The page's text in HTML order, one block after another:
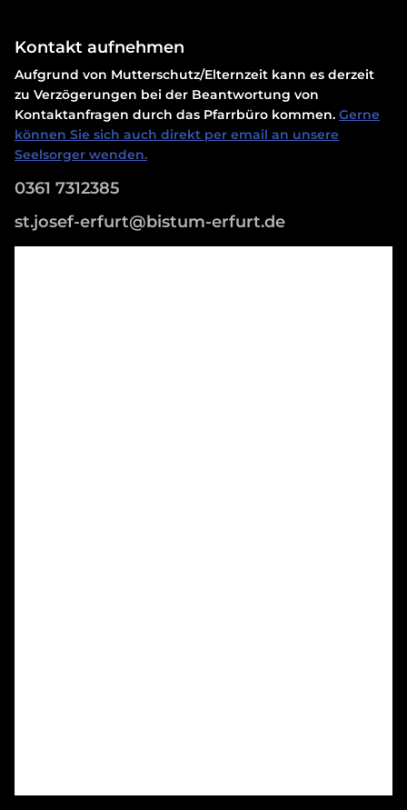
Kontakt aufnehmen
Aufgrund von Mutterschutz/Elternzeit kann es derzeit
zu Verzögerungen bei der Beantwortung von
Kontaktanfragen durch das Pfarrbüro kommen. Gerne
können Sie sich auch direkt per email an unsere
Seelsorger wenden.
0361 7312385
st.josef-erfurt@bistum-erfurt.de